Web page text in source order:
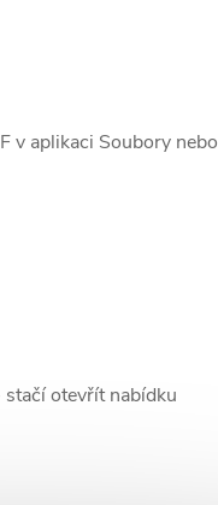
v aplikaci Soubory nebo
otevřít nabídku